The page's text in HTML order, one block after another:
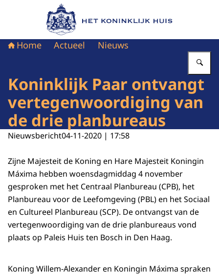
Naar de homepage van Het Koninklijk Huis
Home Actueel Nieuws
Koninklijk Paar ontvangt
vertegenwoordiging van
de drie planbureaus
Nieuwsbericht04-11-2020 | 17:58
Zijne Majesteit de Koning en Hare Majesteit Koningin
Máxima hebben woensdagmiddag 4 november
gesproken met het Centraal Planbureau (CPB), het
Planbureau voor de Leefomgeving (PBL) en het Sociaal
en Cultureel Planbureau (SCP). De ontvangst van de
vertegenwoordiging van de drie planbureaus vond
plaats op Paleis Huis ten Bosch in Den Haag.
Koning Willem-Alexander en Koningin Máxima spraken